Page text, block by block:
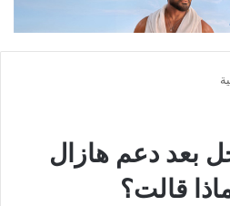
بعد دعم هازال
قالت؟